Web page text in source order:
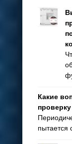
Какие
пытается